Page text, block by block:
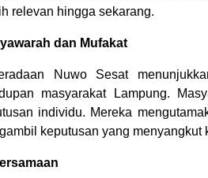
relevan hingga sekarang.
dan Mufakat
Nuwo Sesat
masyarakat Lampung.
individu. Mereka
keputusan yang menyangkut